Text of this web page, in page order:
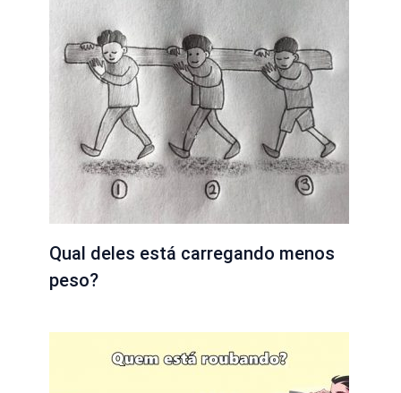
Qual deles está carregando menos
peso?